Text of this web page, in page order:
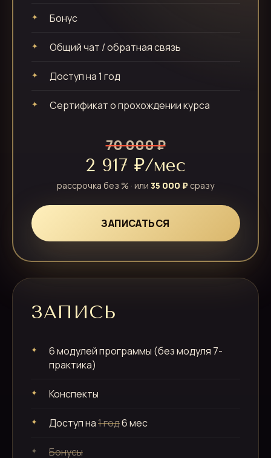
Бонус
Общий чат / обратная связь
Доступ на 1 год
Сертификат о прохождении курса
70 000 ₽
2 917 ₽/мес
рассрочка без % · или 35 000 ₽ сразу
ЗАПИСАТЬСЯ
ЗАПИСЬ
6 модулей программы (без модуля 7-
практика)
Конспекты
Доступ на1 год6 мес
Бонусы